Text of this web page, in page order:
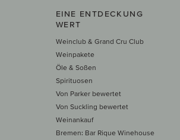
EINE ENTDECKUNG
WERT
Weinclub & Grand Cru Club
Weinpakete
Öle & Soßen
Spirituosen
Von Parker bewertet
Von Suckling bewertet
Weinankauf
Bremen: Bar Rique Winehouse